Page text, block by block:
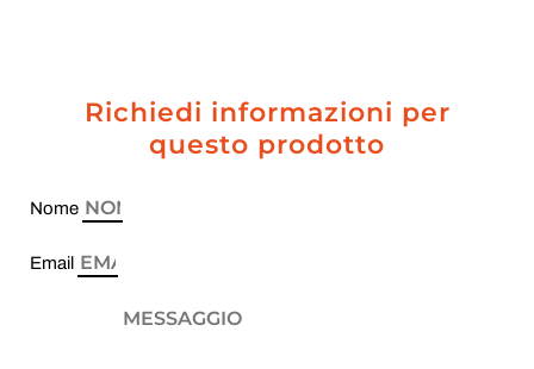
Richiedi informazioni per
questo prodotto
Nome
Email